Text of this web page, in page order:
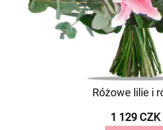
Różowe lilie i
1 129 CZK